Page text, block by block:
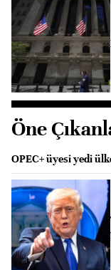
Öne
OPEC+ üyesi yedi